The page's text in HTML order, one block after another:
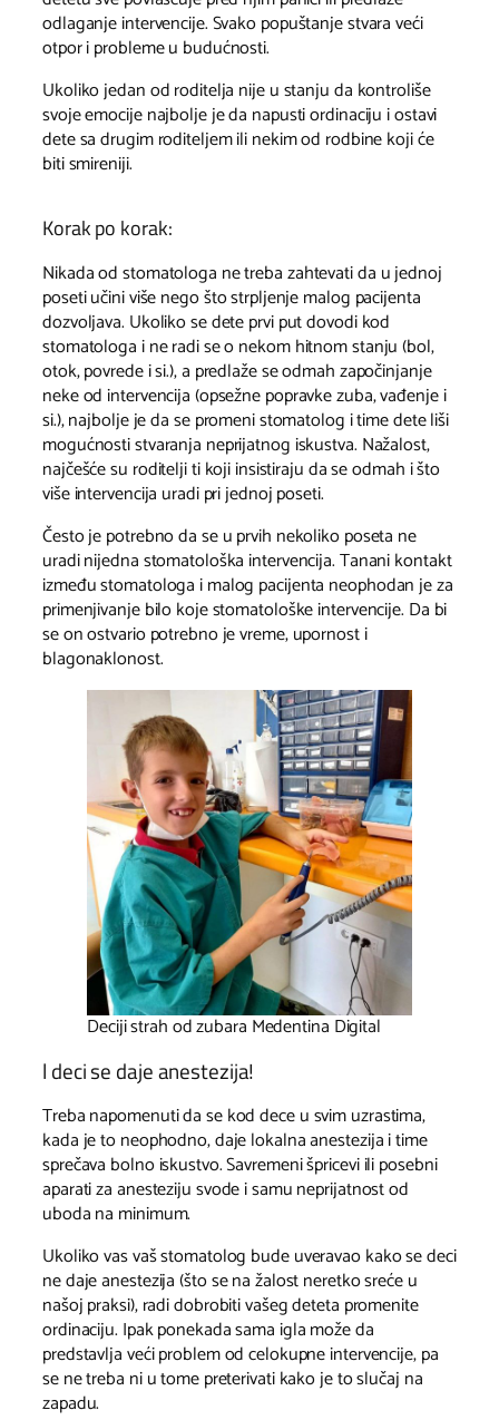
odlaganje intervencije. Svako popuštanje stvara veći
otpor i probleme u budućnosti.
Ukoliko jedan od roditelja nije u stanju da kontroliše
svoje emocije najbolje je da napusti ordinaciju i ostavi
dete sa drugim roditeljem ili nekim od rodbine koji će
biti smireniji.
Korak po korak:
Nikada od stomatologa ne treba zahtevati da u jednoj
poseti učini više nego što strpljenje malog pacijenta
dozvoljava. Ukoliko se dete prvi put dovodi kod
stomatologa i ne radi se o nekom hitnom stanju (bol,
otok, povrede i si.), a predlaže se odmah započinjanje
neke od intervencija (opsežne popravke zuba, vađenje i
si.), najbolje je da se promeni stomatolog i time dete liši
mogućnosti stvaranja neprijatnog iskustva. Nažalost,
najčešće su roditelji ti koji insistiraju da se odmah i što
više intervencija uradi pri jednoj poseti.
Često je potrebno da se u prvih nekoliko poseta ne
uradi nijedna stomatološka intervencija. Tanani kontakt
između stomatologa i malog pacijenta neophodan je za
primenjivanje bilo koje stomatološke intervencije. Da bi
se on ostvario potrebno je vreme, upornost i
blagonaklonost.
Deciji strah od zubara Medentina Digital
l deci se daje anestezija!
Treba napomenuti da se kod dece u svim uzrastima,
kada je to neophodno, daje lokalna anestezija i time
sprečava bolno iskustvo. Savremeni špricevi ili posebni
aparati za anesteziju svode i samu neprijatnost od
uboda na minimum.
Ukoliko vas vaš stomatolog bude uveravao kako se deci
ne daje anestezija (što se na žalost neretko sreće u
našoj praksi), radi dobrobiti vašeg deteta promenite
ordinaciju. Ipak ponekada sama igla može da
predstavlja veći problem od celokupne intervencije, pa
se ne treba ni u tome preterivati kako je to slučaj na
zapadu.